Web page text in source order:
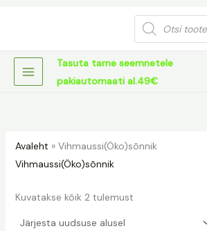
Products
search
Tasuta tarne seemnetele
pakiautomaati al.49€
Avaleht » Vihmaussi(Öko)sõnnik
Vihmaussi(Öko)sõnnik
Kuvatakse kõik 2 tulemust
uusimate
järgi